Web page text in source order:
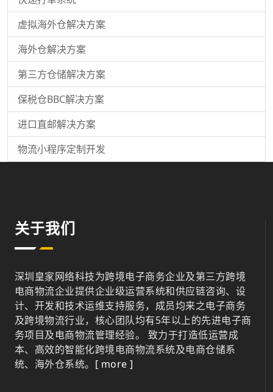
虚拟海外仓解决方案
海外仓解决方案
第三方仓储解决方案
保税仓BBC解决方案
进口直邮解决方案
物流小程序定制开发
关于我们
深圳皇家网络科技为跨境电子商务企业及第三方跨境
电商物流企业提供企业级运营系统和供应链咨询、设
计、开发和技术运维支持服务，成员均来之电子商务
及跨境物流行业，核心团队均有5年以上的先进电子商
务项目及电商物流管理经验。 致力于打造低运营成
本、高效的智能化跨境电商物流系统及电商仓储系
统、海外仓系统。 [ more ]